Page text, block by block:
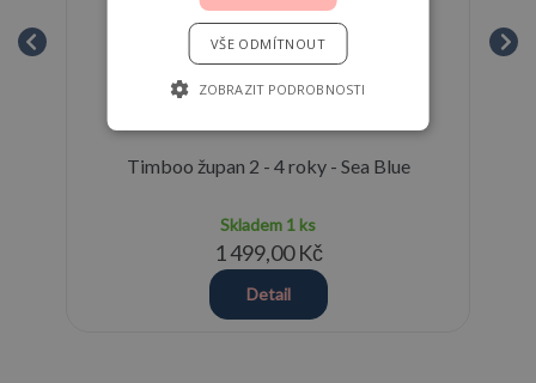
Timboo župan 2 - 4 roky - Sea Blue
Skladem 1 ks
1 499,00 Kč
Detail
VŠE ODMÍTNOUT
ZOBRAZIT PODROBNOSTI